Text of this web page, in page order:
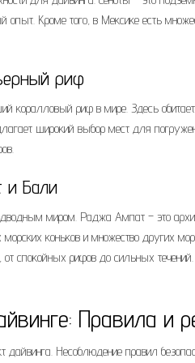
опыт. Кроме того, в Мексике есть
риф
коралловый риф в мире. Здесь
широкий выбор мест для
и Бали
миром. Раджа Ампат – это
коньков и множество других
спокойных рифов до сильных
Правила и
дайвинга. Несоблюдение правил